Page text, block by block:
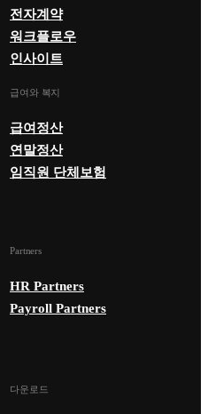
전자계약
워크플로우
인사이트
급여와 복지
급여정산
연말정산
임직원 단체보험
Partners
HR Partners
Payroll Partners
다운로드